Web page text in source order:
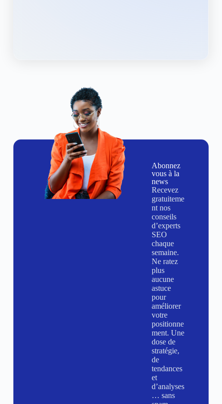
Abonnez
vous à la
news
Recevez
gratuiteme
nt nos
conseils
d’experts
SEO
chaque
semaine.
Ne ratez
plus
aucune
astuce
pour
améliorer
votre
positionne
ment. Une
dose de
stratégie,
de
tendances
et
d’analyses
… sans